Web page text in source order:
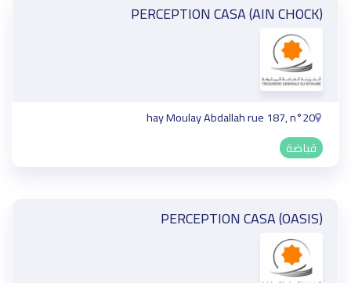
PERCEPTION CASA (AIN CHOCK)
hay Moulay Abdallah rue 187, n°20
قباضة
PERCEPTION CASA (OASIS)